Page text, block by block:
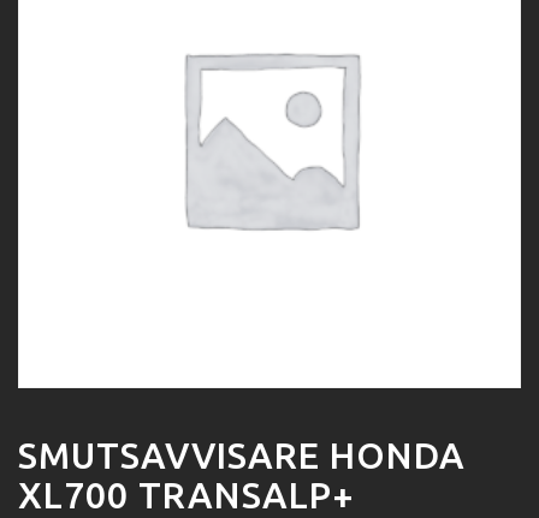
SMUTSAVVISARE HONDA
XL700 TRANSALP+